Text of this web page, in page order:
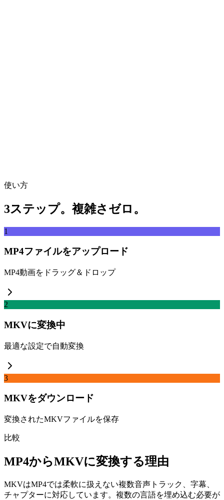
使い方
3ステップ。複雑さゼロ。
1
MP4ファイルをアップロード
MP4動画をドラッグ＆ドロップ
2
MKVに変換中
最適な設定で自動変換
3
MKVをダウンロード
変換されたMKVファイルを保存
比較
MP4からMKVに変換する理由
MKVはMP4では柔軟に扱えない複数音声トラック、字幕、
チャプターに対応しています。複数の言語を埋め込む必要が